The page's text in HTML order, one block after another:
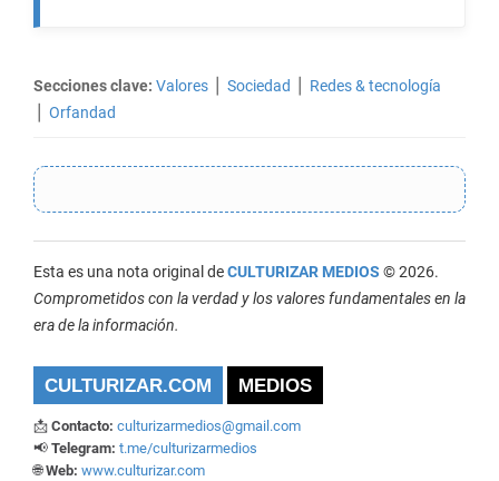
Secciones clave: Valores Sociedad
Redes & tecnología
Orfandad
Esta es una nota original deCULTURIZAR MEDIOS © 2026.
Comprometidos con la verdad y los valores fundamentales en la
era de la información.
CULTURIZAR.COM MEDIOS
📩 Contacto: culturizarmedios@gmail.com
📢 Telegram: t.me/culturizarmedios
🌐Web: www.culturizar.com